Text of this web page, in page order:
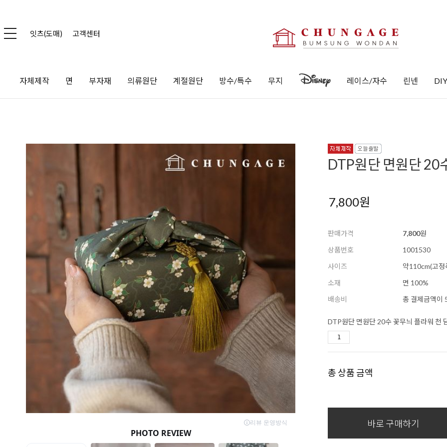
잇츠(도매) 고객센터
자체제작 면 부자재 의류원단 계절원단 방수/특수 무지 레이스/자수 린넨
DTP원단 면원단 20
7,800원
판매가격 7,800원
상품번호
1001530
사이즈
약110cm(고
소재
면 100%
배송비
총 결제금액이
DTP원단 면원단 20수 꽃무늬 플라워 천
총 상품 금액
바로 구매하기